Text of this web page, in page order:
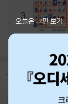
3
공지 26년 NBCI 수상
2026-08-01
오늘은 그만 보기